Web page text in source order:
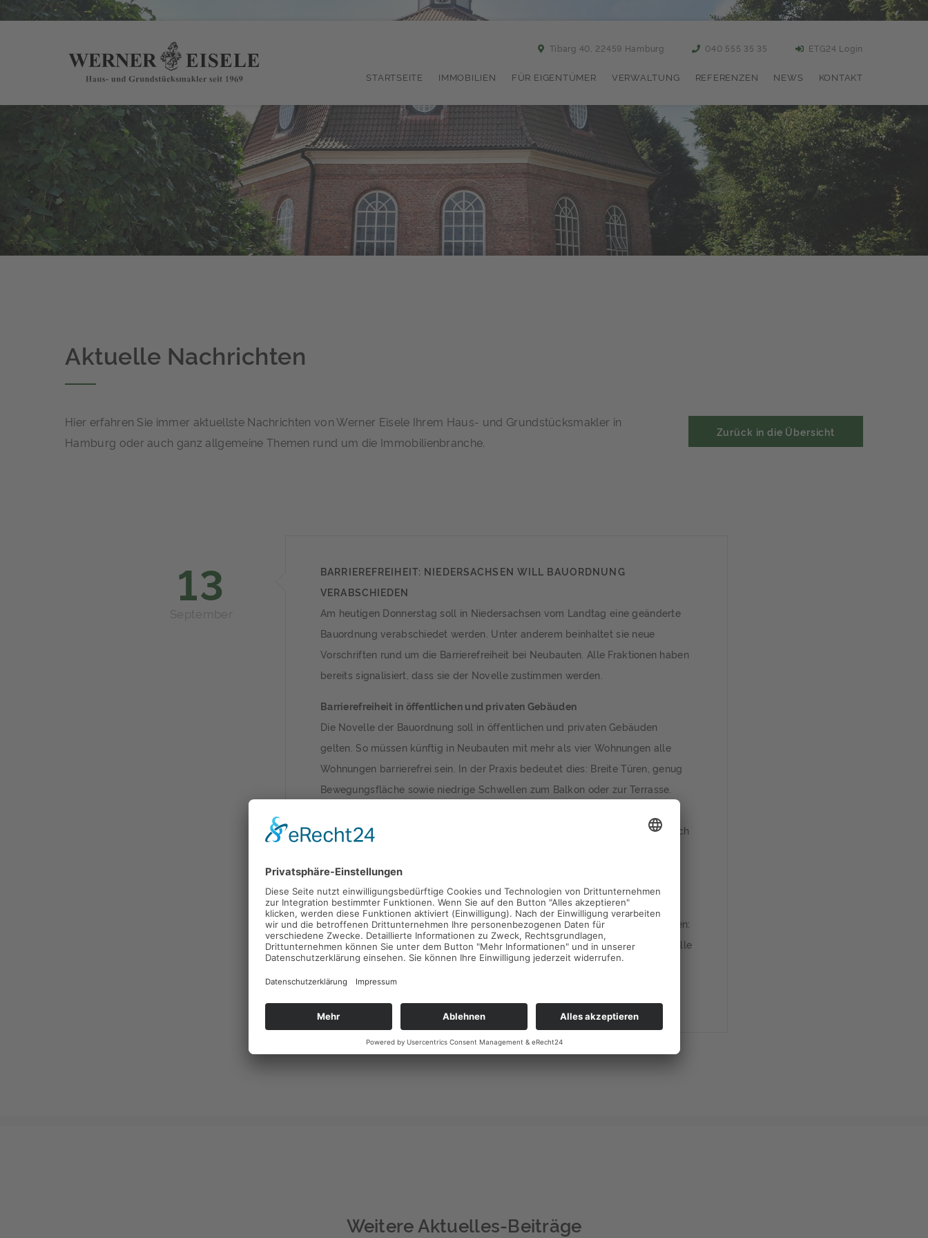
Tibarg 40, 22459 Hamburg 040 555 35 35 ETG24 Login
STARTSEITE IMMOBILIEN FÜR EIGENTÜMER VERWALTUNG REFERENZEN NEWS KONTAKT
Aktuelle Nachrichten
Hier erfahren Sie immer aktuellste Nachrichten von Werner Eisele Ihrem Haus- und Grundstücksmakler in
Hamburg oder auch ganz allgemeine Themen rund um die Immobilienbranche.
Zurück in die Übersicht
13
September
BARRIEREFREIHEIT: NIEDERSACHSEN WILL BAUORDNUNG
VERABSCHIEDEN
Am heutigen Donnerstag soll in Niedersachsen vom Landtag eine geänderte
Bauordnung verabschiedet werden. Unter anderem beinhaltet sie neue
Vorschriften rund um die Barrierefreiheit bei Neubauten. Alle Fraktionen haben
bereits signalisiert, dass sie der Novelle zustimmen werden.
Barrierefreiheit in öffentlichen und privaten Gebäuden
Die Novelle der Bauordnung soll in öffentlichen und privaten Gebäuden
gelten. So müssen künftig in Neubauten mit mehr als vier Wohnungen alle
Wohnungen barrierefrei sein. In der Praxis bedeutet dies: Breite Türen, genug
Bewegungsfläche sowie niedrige Schwellen zum Balkon oder zur Terrasse.
Niedersachsen mit einem Fahrstuhl ausgestattet sein. In Zukunft sollen jedoch
nachgerüstet werden kann. Die Regelungen gelten unter anderem auch für
neue Sportanlagen, Museen, Gaststätten und Parkhäuser.
Von den neuen Regelungen profitieren nicht nur Menschen mit Behinderungen:
Auch Müttern mit Kinderwagen, Radfahrern und älteren Leuten soll die Novelle
helfen. Vor Niedersachsen haben schon mehrere andere Bundesländer ihre
Bauordnungen reformiert.
Weitere Aktuelles-Beiträge